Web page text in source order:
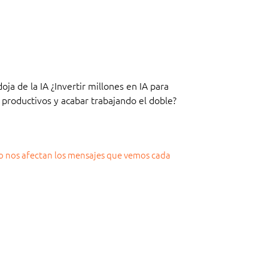
de la IA ¿Invertir millones en IA para
y acabar trabajando el doble?